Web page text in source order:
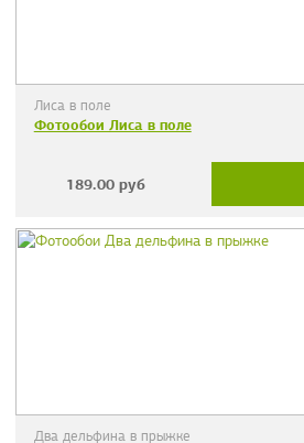
Лиса в поле
Фотообои Лиса в поле
189.00 руб
Два дельфина в прыжке